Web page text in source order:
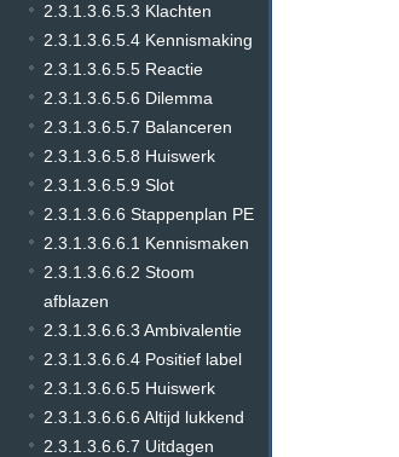
2.3.1.3.6.5.3 Klachten
2.3.1.3.6.5.4 Kennismaking
2.3.1.3.6.5.5 Reactie
2.3.1.3.6.5.6 Dilemma
2.3.1.3.6.5.7 Balanceren
2.3.1.3.6.5.8 Huiswerk
2.3.1.3.6.5.9 Slot
2.3.1.3.6.6 Stappenplan PE
2.3.1.3.6.6.1 Kennismaken
2.3.1.3.6.6.2 Stoom
afblazen
2.3.1.3.6.6.3 Ambivalentie
2.3.1.3.6.6.4 Positief label
2.3.1.3.6.6.5 Huiswerk
2.3.1.3.6.6.6 Altijd lukkend
2.3.1.3.6.6.7 Uitdagen